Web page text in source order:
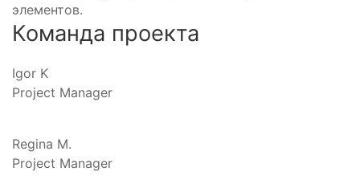
элементов.
Команда проекта
Igor K
Project Manager
Regina M.
Project Manager